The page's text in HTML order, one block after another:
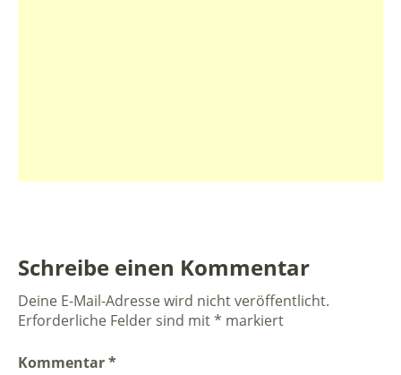
Schreibe einen Kommentar
Deine E-Mail-Adresse wird nicht veröffentlicht.
Erforderliche Felder sind mit* markiert
Kommentar*